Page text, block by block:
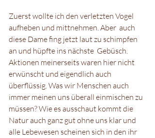
Zuerst wollte ich den verletzten Vogel
aufheben und mittnehmen. Aber  auch
diese Dame fing jetzt laut zu schimpfen
an und hüpfte ins nächste  Gebüsch.
Aktionen meinerseits waren hier nicht
erwünscht und eigendlich auch
überflüssig. Was wir Menschen auch
immer meinen uns überall einmischen zu
müssen? Wie es ausschaut kommt die
Natur auch ganz gut ohne uns klar und
alle Lebewesen scheinen sich in den ihr